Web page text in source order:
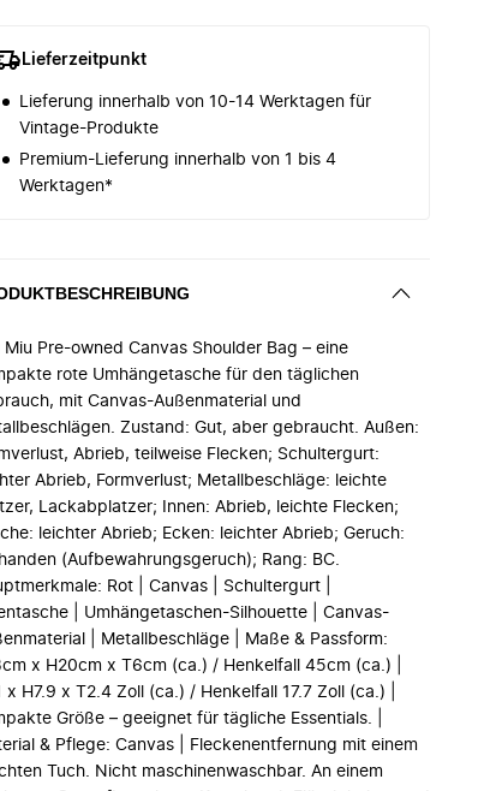
Lieferzeitpunkt
Lieferung innerhalb von 10-14 Werktagen für
Vintage-Produkte
Premium-Lieferung innerhalb von 1 bis 4
Werktagen*
Miu Pre-owned Canvas Shoulder Bag – eine
rote Umhängetasche für den täglichen
mit Canvas-Außenmaterial und
Zustand: Gut, aber gebraucht. Außen:
Abrieb, teilweise Flecken; Schultergurt:
Abrieb, Formverlust; Metallbeschläge: leichte
Lackabplatzer; Innen: Abrieb, leichte Flecken;
leichter Abrieb; Ecken: leichter Abrieb; Geruch:
(Aufbewahrungsgeruch); Rang: BC.
Rot | Canvas | Schultergurt |
| Umhängetaschen-Silhouette | Canvas-
| Metallbeschläge | Maße & Passform:
x H20cm x T6cm (ca.) / Henkelfall 45cm (ca.) |
x H7.9 x T2.4 Zoll (ca.) / Henkelfall 17.7 Zoll (ca.) |
Größe – geeignet für tägliche Essentials. |
& Pflege: Canvas | Fleckenentfernung mit einem
Tuch. Nicht maschinenwaschbar. An einem